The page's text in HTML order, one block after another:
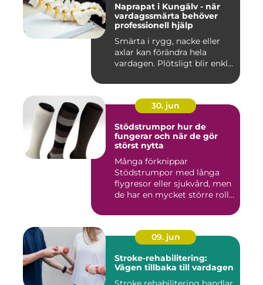
Naprapat i Kungälv - när
vardagssmärta behöver
professionell hjälp
Smärta i rygg, nacke eller
axlar kan förändra hela
vardagen. Plötsligt blir enkl...
30. jun
Stödstrumpor hur de
fungerar och när de gör
störst nytta
Många förknippar
Stödstrumpor med långa
flygresor eller sjukvård, men
de har en mycket större roll
09. jun
Stroke-rehabilitering:
Vägen tillbaka till vardagen